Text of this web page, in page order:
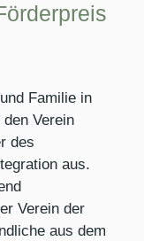
Familie in
Verein
des
aus.
Verein der
aus dem